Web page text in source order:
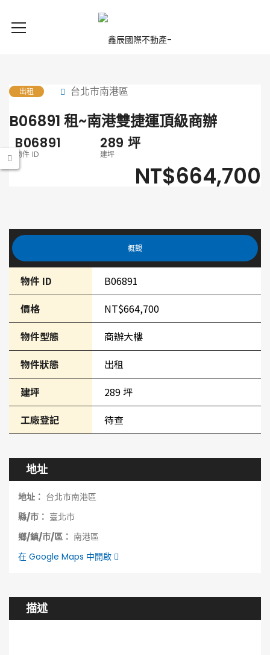
出租 台北市南港區
B06891 租~南港雙捷運頂級商辦
B06891
物件 ID
289 坪
建坪
NT$664,700
描述
地址
地址： 台北市南港區
縣/市： 臺北市
鄉/鎮/市/區： 南港區
在 Google Maps 中開啟
概觀
物件 ID
B06891
價格
NT$664,700
物件型態
商辦大樓
物件狀態
出租
建坪
289 坪
工廠登記
待查